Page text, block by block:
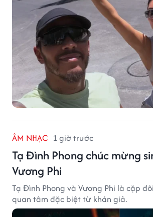
ÂM NHẠC 1 giờ trước
Tạ Đình Phong chúc mừng
Vương Phi
Tạ Đình Phong và Vương Phi là cặp
quan tâm đặc biệt từ khán giả.